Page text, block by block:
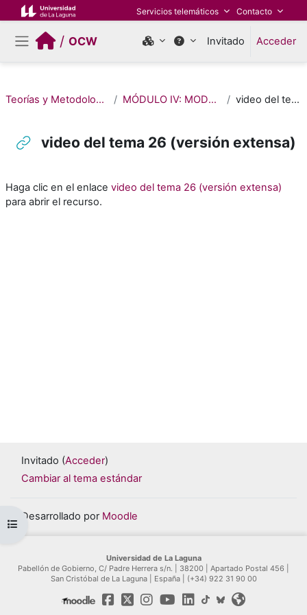
Salta al contenido principal Servicios telemáticos Contacto
Panel lateral
/OCW Invitado Acceder
Abrir índice del curso
Teorías y Metodologías del Estudio de las Religiones MÓDULO IV: MODOS DE ESTUDIAR LAS RELIGIONES video del tema 26 (versión extensa)
video del tema 26 (versión extensa)
Haga clic en el enlace video del tema 26 (versión extensa)
para abrir el recurso.
Invitado (Acceder)
Cambiar al tema estándar
Desarrollado por Moodle
Universidad de La Laguna
Pabellón de Gobierno, C/ Padre Herrera s/n. | 38200 | Apartado Postal 456 |
San Cristóbal de La Laguna | España | (+34) 922 31 90 00